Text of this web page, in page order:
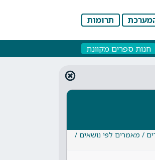
תרומות
חנות ספרים מקוונת
/ מאמרים לפי נושאים /